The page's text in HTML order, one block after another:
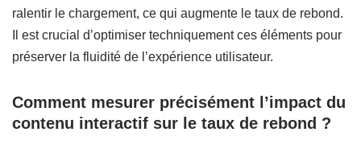
ralentir le chargement, ce qui augmente le taux de rebond.
Il est crucial d’optimiser techniquement ces éléments pour
préserver la fluidité de l’expérience utilisateur.
Comment mesurer précisément l’impact du
contenu interactif sur le taux de rebond ?